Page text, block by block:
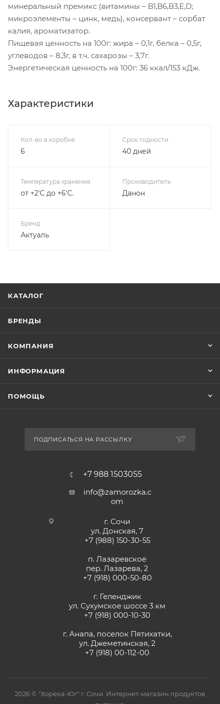
минеральный премикс (витамины – B1,B6,B3,E,D;
микроэлементы – цинк, медь), консервант – сорбат
калия, ароматизатор.
Пищевая ценность на 100г: жира – 0,1г, белка – 0,5г,
углеводов – 8,3г, в т.ч. сахарозы – 3,7г.
Энергетическая ценность на 100г: 36 ккал/153 кДж.
Характеристики
Кол-во в коробке
6
Срок годности
40 дней
Температура хранения
от +2'C до +6'C.
Производитель
Данон
Бренд
Актуаль
КАТАЛОГ
БРЕНДЫ
КОМПАНИЯ
ИНФОРМАЦИЯ
ПОМОЩЬ
ПОДПИСАТЬСЯ НА РАССЫЛКУ
+7 988 1503055
info@zamorozka.c
om
г. Сочи
ул. Донская, 7
+7 (988) 150-30-55
п. Лазаревское
пер. Лазарева, 2
+7 (918) 000-50-80
г. Геленджик
ул. Сухумское шоссе 3 км
+7 (918) 000-10-30
г. Анапа, поселок Пятихатки,
ул. Джеметинская, 2
+7 (918) 00-112-00
2026 © "Хорека-Юг" г. Сочи. Интернет-магазин продуктов